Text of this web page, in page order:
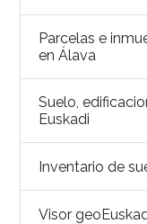
Parcelas e
en Álava
Suelo,
Euskadi
Inventario de
Visor